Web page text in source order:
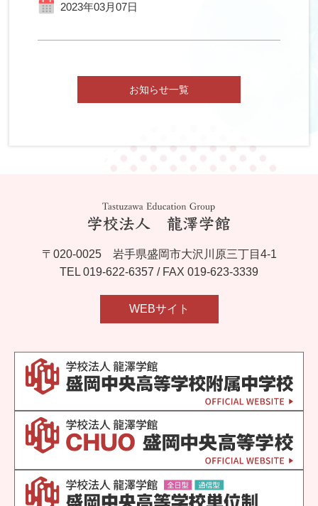
2023年03月07日
お知らせ一覧
〒020-0025 岩手県盛岡市大沢川原三丁目4-1
TEL 019-622-6357 / FAX 019-623-3339
WEBサイト